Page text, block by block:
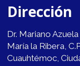
Dirección
Dr. Mariano
María la Ribera,
Cuauhtémoc,